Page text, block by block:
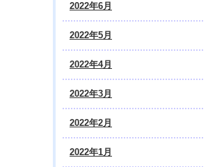
2022年6月
2022年5月
2022年4月
2022年3月
2022年2月
2022年1月